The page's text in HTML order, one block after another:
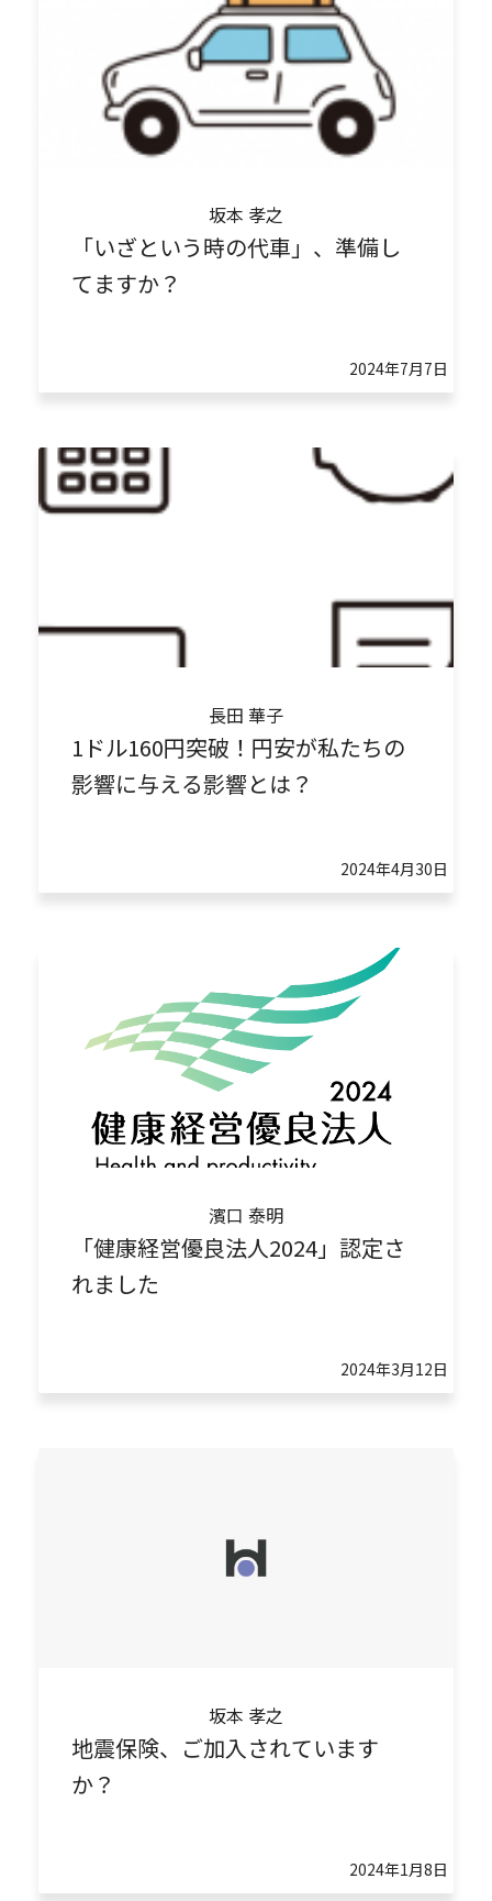
坂本 孝之
「いざという時の代車」、準備し
てますか？
2024年7月7日
長田 華子
1ドル160円突破！円安が私たちの
影響に与える影響とは？
2024年4月30日
濱口 泰明
「健康経営優良法人2024」認定さ
れました
2024年3月12日
坂本 孝之
地震保険、ご加入されています
か？
2024年1月8日